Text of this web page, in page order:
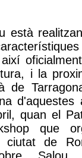
està
i la
de
d'aquestes
quan el
que
ciutat de